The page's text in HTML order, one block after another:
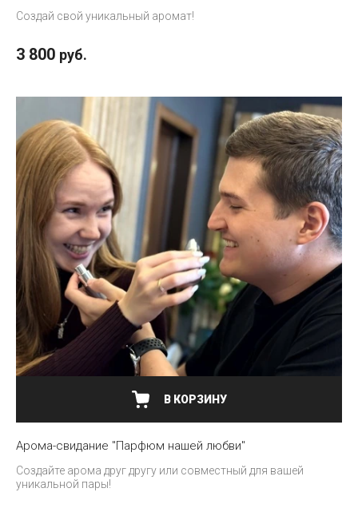
Создай свой уникальный аромат!
3 800 руб.
В КОРЗИНУ
Арома-свидание "Парфюм нашей любви"
Создайте арома друг другу или совместный для вашей
уникальной пары!